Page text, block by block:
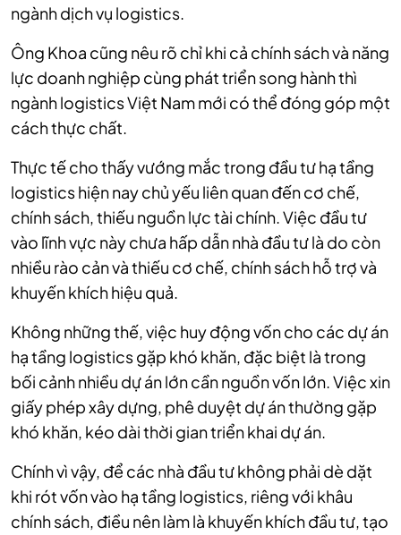
ngành dịch vụ logistics.
Ông Khoa cũng nêu rõ chỉ khi cả chính sách và năng
lực doanh nghiệp cùng phát triển song hành thì
ngành logistics Việt Nam mới có thể đóng góp một
cách thực chất.
Thực tế cho thấy vướng mắc trong đầu tư hạ tầng
logistics hiện nay chủ yếu liên quan đến cơ chế,
chính sách, thiếu nguồn lực tài chính. Việc đầu tư
vào lĩnh vực này chưa hấp dẫn nhà đầu tư là do còn
nhiều rào cản và thiếu cơ chế, chính sách hỗ trợ và
khuyến khích hiệu quả.
Không những thế, việc huy động vốn cho các dự án
hạ tầng logistics gặp khó khăn, đặc biệt là trong
bối cảnh nhiều dự án lớn cần nguồn vốn lớn. Việc xin
giấy phép xây dựng, phê duyệt dự án thường gặp
khó khăn, kéo dài thời gian triển khai dự án.
Chính vì vậy, để các nhà đầu tư không phải dè dặt
khi rót vốn vào hạ tầng logistics, riêng với khâu
chính sách, điều nên làm là khuyến khích đầu tư, tạo